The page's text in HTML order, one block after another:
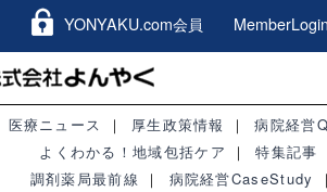
YONYAKU.com会員 MemberLogin
医療ニュース 厚生政策情報 病院経営
よくわかる！地域包括ケア
特集記事
調剤薬局最前線
病院経営CaseStudy